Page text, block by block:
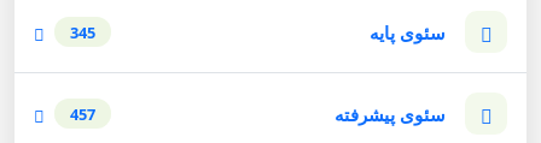
سئوی پایه 345
سئوی پیشرفته 457